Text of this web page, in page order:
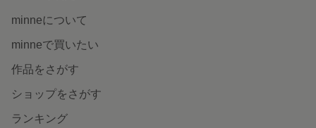
minneについて
minneで買いたい
作品をさがす
ショップをさがす
ランキング